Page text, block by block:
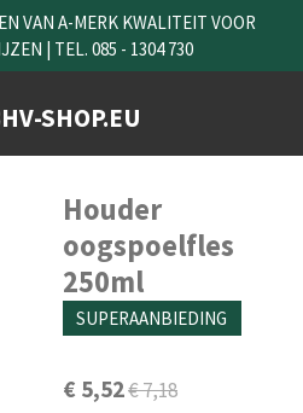
SHOP.EU
VAN A-MERK KWALITEIT VOOR
| TEL. 085 - 1304 730
Houder
oogspoelfles
250ml
SUPERAANBIEDING
€ 5,52€ 7,18